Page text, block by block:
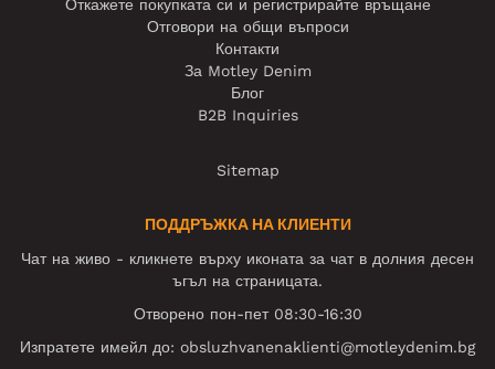
Откажете покупката си и регистрирайте връщане
Отговори на общи въпроси
Контакти
За Motley Denim
Блог
B2B Inquiries
Sitemap
ПОДДРЪЖКА НА КЛИЕНТИ
Чат на живо - кликнете върху иконата за чат в долния десен
ъгъл на страницата.
Отворено пон-пет 08:30-16:30
Изпратете имейл до: obsluzhvanenaklienti@motleydenim.bg